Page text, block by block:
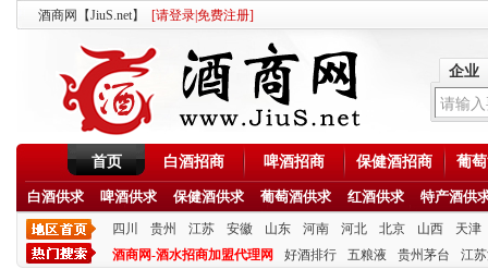
酒商网【JiuS.net】 [请登录免费注册]
企业
首页 白酒招商 啤酒招商 保健酒招商 葡
白酒供求 啤酒供求 保健酒供求 葡萄酒供求 红酒供求 特产酒供
四川 贵州 江苏 安徽 山东 河南 河北 北京 山西
天津
酒商网-酒水招商加盟代理网
好酒排行 五粮液 贵州茅台 江